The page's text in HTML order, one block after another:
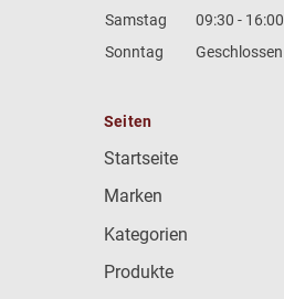
Samstag
09:30 - 16:00
Sonntag
Geschlossen
Seiten
Startseite
Marken
Kategorien
Produkte